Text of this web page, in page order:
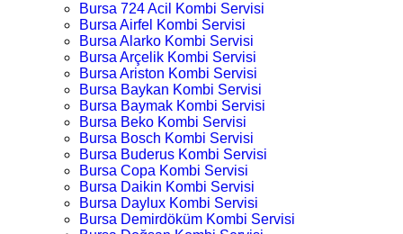
Bursa 724 Acil Kombi Servisi
Bursa Airfel Kombi Servisi
Bursa Alarko Kombi Servisi
Bursa Arçelik Kombi Servisi
Bursa Ariston Kombi Servisi
Bursa Baykan Kombi Servisi
Bursa Baymak Kombi Servisi
Bursa Beko Kombi Servisi
Bursa Bosch Kombi Servisi
Bursa Buderus Kombi Servisi
Bursa Copa Kombi Servisi
Bursa Daikin Kombi Servisi
Bursa Daylux Kombi Servisi
Bursa Demirdöküm Kombi Servisi